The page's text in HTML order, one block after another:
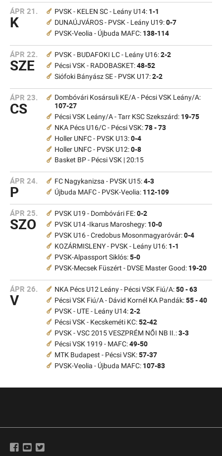
ÁPR 21.
K
PVSK - KELEN SC - Leány U14: 1-1
DUNAÚJVÁROS - PVSK - Leány U19:0-7
PVSK-Veolia - Újbuda MAFC: 138-114
ÁPR 22.
SZE
PVSK - BUDAFOKI LC - Leány U16:2-2
Pécsi VSK - RADOBASKET:48-52
Siófoki Bányász SE - PVSK U17:2-2
ÁPR 23.
CS
Dombóvári Kosársuli KE/A - Pécsi VSK Leány/A:
107-27
Pécsi VSK Leány/A - Tarr KSC Szekszárd: 19-75
NKA Pécs U16/C - Pécsi VSK:78 - 73
Holler UNFC - PVSK U13:0-4
Holler UNFC - PVSK U12:0-8
Basket BP - Pécsi VSK | 20:15
ÁPR 24.
P
FC Nagykanizsa - PVSK U15:4-3
Újbuda MAFC - PVSK-Veolia: 112-109
ÁPR 25.
SZO
PVSK U19 - Dombóvári FE:0-2
PVSK U14 -Ikarus Maroshegy: 10-0
PVSK U16 - Credobus Mosonmagyaróvár:0-4
KOZÁRMISLENY - PVSK - Leány U16: 1-1
PVSK-Alpassport Siklós:5-0
PVSK-Mecsek Füszért - DVSE Master Good: 19-20
ÁPR 26.
V
NKA Pécs U12 Leány - Pécsi VSK Fiú/A:50 - 63
Pécsi VSK Fiú/A - Dávid Kornél KA Pandák:55 - 40
PVSK - UTE - Leány U14:2-2
Pécsi VSK - Kecskeméti KC:52-42
PVSK - VSC 2015 VESZPRÉM NŐI NB II.:3-3
Pécsi VSK 1919 - MAFC:49-50
MTK Budapest - Pécsi VSK:57-37
PVSK-Veolia - Újbuda MAFC: 107-83